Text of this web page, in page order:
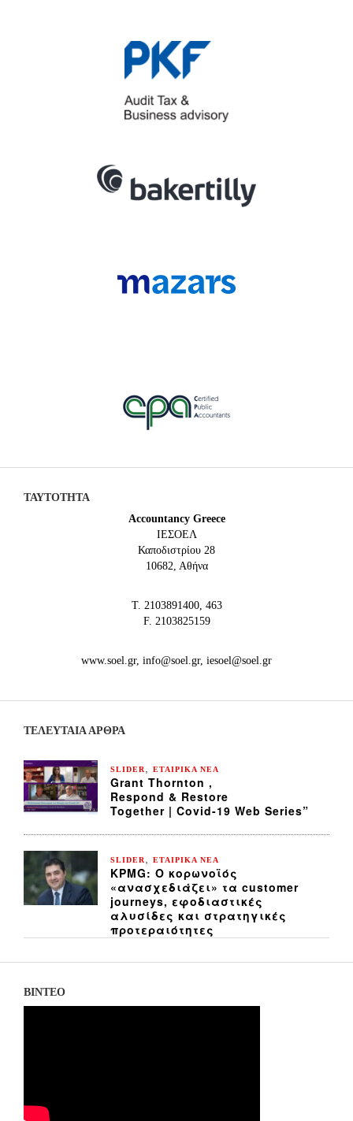
ΤΑΥΤΟΤΗΤΑ
Accountancy Greece
IEΣΟΕΛ
Καποδιστρίου 28
10682, Αθήνα
Τ. 2103891400, 463
F. 2103825159
www.soel.gr, info@soel.gr, iesoel@soel.gr
ΤΕΛΕΥΤΑΙΑ ΆΡΘΡΑ
SLIDER ΕΤΑΙΡΙΚΑ ΝΕΑ
Grant Thornton ,
Respond & Restore
Together | Covid-19 Web Series”
SLIDER ΕΤΑΙΡΙΚΑ ΝΕΑ
KPMG: Ο κορωνοϊός
«ανασχεδιάζει» τα customer
journeys, εφοδιαστικές
αλυσίδες και στρατηγικές
προτεραιότητες
ΒΙΝΤΕΟ